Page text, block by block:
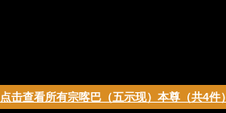
点击查看所有宗喀巴（五示现）本尊（共4件）